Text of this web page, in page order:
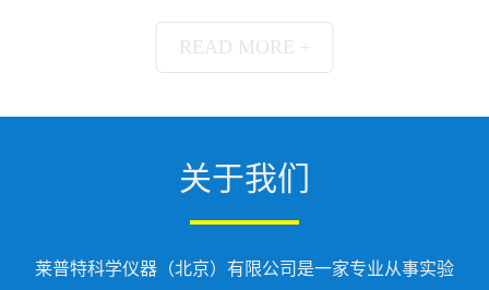
READ MORE +
关于我们
莱普特科学仪器（北京）有限公司是一家专业从事实验